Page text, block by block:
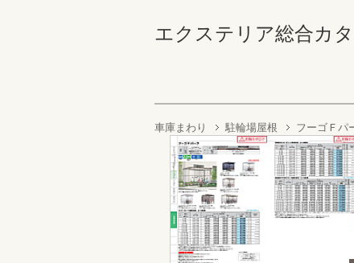
エクステリア総合カ
車庫まわり 駐輪場屋根 フーゴ F パ